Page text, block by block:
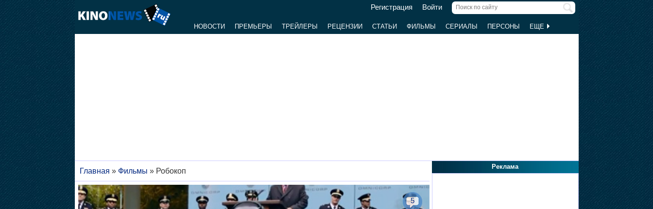
Регистрация Войти
НОВОСТИ ПРЕМЬЕРЫ ТРЕЙЛЕРЫ РЕЦЕНЗИИ СТАТЬИ ФИЛЬМЫ СЕРИАЛЫ ПЕРСОНЫ ЕЩЕ
Главная » Фильмы » Робокоп
5
Реклама